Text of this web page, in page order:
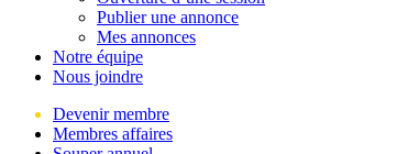
Publier une annonce
Mes annonces
Notre équipe
Nous joindre
Devenir membre
Membres affaires